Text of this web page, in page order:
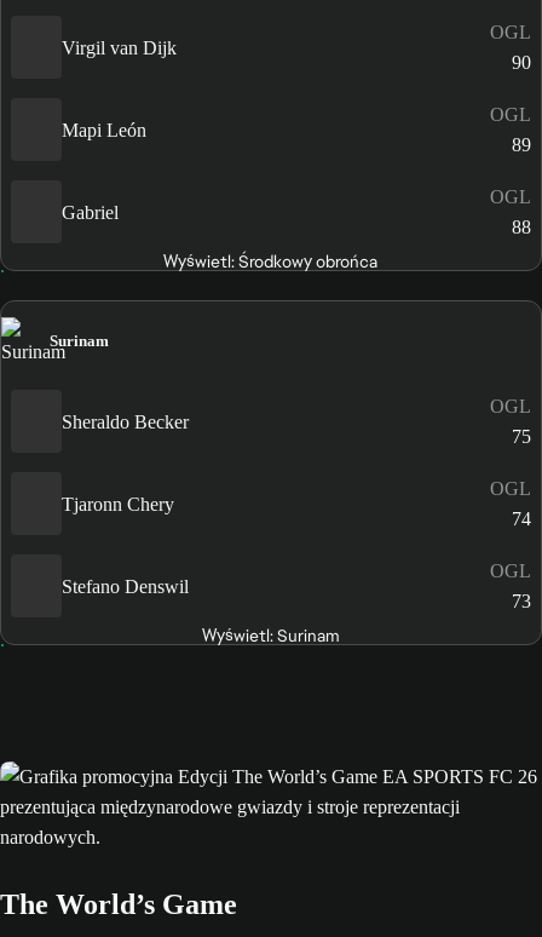
Virgil van Dijk
OGL
90
Mapi León
OGL
89
Gabriel
OGL
88
Wyświetl: Środkowy obrońca
Surinam
Sheraldo Becker
OGL
75
Tjaronn Chery
OGL
74
Stefano Denswil
OGL
73
Wyświetl: Surinam
The World’s Game